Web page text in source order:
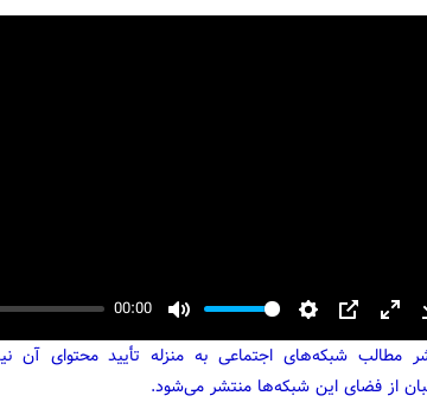
00:00
مطالب شبکه‌های اجتماعی به منزله تأیید محتوای
از فضای این شبکه‌ها منتشر می‌شود.